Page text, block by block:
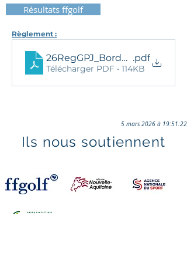
Résultats ffgolf
Règlement :
26RegGPJ_Bordelais.pdf
Télécharger PDF • 114KB
5 mars 2026 à 19:51:22
Ils nous soutiennent